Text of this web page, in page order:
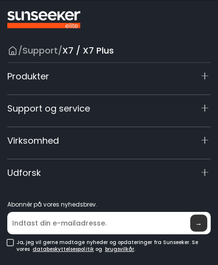
/Support/X7 / X7 Plus
Produkter
X7 / X7 Plus Gen 2
X9-serien
X5 Gen 2
X3 Gen 2
Tilbehør
Robotplæneklippere
Robotplæneklippere uden afgrænsningskabel
Support og service
Supportcenter
Registrering af garanti
Produktforespørgsel
Manualer og videoer
Virksomhed
Om os
Elite Lab
Hvor den kan købes
Udforsk
Abonnér på vores nyhedsbrev.
→
Ja, jeg vil gerne modtage nyheder og opdateringer fra Sunseeker. Se
vores databeskyttelsespolitikog brugsvilkår.